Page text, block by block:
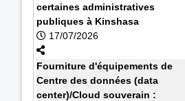
certaines administratives
publiques à Kinshasa
17/07/2026
Fourniture d'équipements de
Centre des données (data
center)/Cloud souverain :